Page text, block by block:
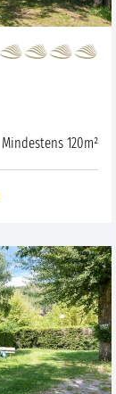
Mindestens 120m²